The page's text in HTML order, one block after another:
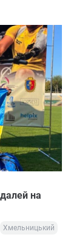
на
Хмельницький